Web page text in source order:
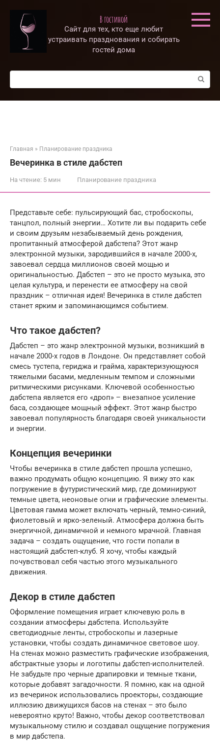
контенту
В гостиной
Сайт для тех, кто еще любит
устраивать празднования и собирать
гостей дома
Поиск:
Главная » Планирование праздника
Вечеринка в стиле дабстеп
На чтение: 5 мин Планирование праздника
Представьте себе: пульсирующий бас, стробоскопы,
танцпол, полный энергии… Хотите ли вы подарить себе
и своим друзьям незабываемый день рождения,
пропитанный атмосферой дабстепа? Этот жанр
электронной музыки, зародившийся в начале 2000-х,
завоевал сердца миллионов своей мощью и
оригинальностью. Дабстеп – это не просто музыка, это
целая культура, и перенести ее атмосферу на свой
праздник – отличная идея! Вечеринка в стиле дабстеп
станет ярким и запоминающимся событием.
Что такое дабстеп?
Дабстеп – это жанр электронной музыки, возникший в
начале 2000-х годов в Лондоне. Он представляет собой
смесь тустепа, гериджа и грайма, характеризующуюся
тяжелыми басами, медленным темпом и сложными
ритмическими рисунками. Ключевой особенностью
дабстепа является его «дроп» – внезапное усиление
баса, создающее мощный эффект. Этот жанр быстро
завоевал популярность благодаря своей уникальности
и энергии.
Концепция вечеринки
Чтобы вечеринка в стиле дабстеп прошла успешно,
важно продумать общую концепцию. Я вижу это как
погружение в футуристический мир, где доминируют
темные цвета, неоновые огни и графические элементы.
Цветовая гамма может включать черный, темно-синий,
фиолетовый и ярко-зеленый. Атмосфера должна быть
энергичной, динамичной и немного мрачной. Главная
задача – создать ощущение, что гости попали в
настоящий дабстеп-клуб. Я хочу, чтобы каждый
почувствовал себя частью этого музыкального
движения.
Декор в стиле дабстеп
Оформление помещения играет ключевую роль в
создании атмосферы дабстепа. Используйте
светодиодные ленты, стробоскопы и лазерные
установки, чтобы создать динамичное световое шоу.
На стенах можно разместить графические изображения,
абстрактные узоры и логотипы дабстеп-исполнителей.
Не забудьте про черные драпировки и темные ткани,
которые добавят загадочности. Я помню, как на одной
из вечеринок использовались проекторы, создающие
иллюзию движущихся басов на стенах – это было
невероятно круто! Важно, чтобы декор соответствовал
музыкальному стилю и создавал ощущение погружения
в мир дабстепа.